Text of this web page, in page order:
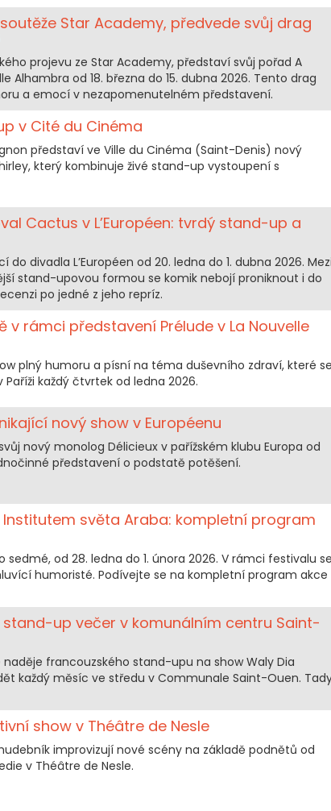
Star Academy, předvede svůj drag
projevu ze Star Academy, představí svůj pořad A
Alhambra od 18. března do 15. dubna 2026. Tento drag
a emocí v nezapomenutelném představení.
v Cité du Cinéma
představí ve Ville du Cinéma (Saint-Denis) nový
který kombinuje živé stand-up vystoupení s
Cactus v L’Européen: tvrdý stand-up a
divadla L’Européen od 20. ledna do 1. dubna 2026.
stand-upovou formou se komik nebojí proniknout i do
po jedné z jeho repríz.
v rámci představení Prélude v La Nouvelle
plný humoru a písní na téma duševního zdraví, které
každý čtvrtek od ledna 2026.
nový show v Européenu
nový monolog Délicieux v pařížském klubu Europa od
představení o podstatě potěšení.
Institutem světa Araba: kompletní program
sedmé, od 28. ledna do 1. února 2026. V rámci festivalu
humoristé. Podívejte se na kompletní program akce
stand-up večer v komunálním centru Saint-
francouzského stand-upu na show Waly Dia
každý měsíc ve středu v Communale Saint-Ouen.
show v Théâtre de Nesle
improvizují nové scény na základě podnětů od
v Théâtre de Nesle.